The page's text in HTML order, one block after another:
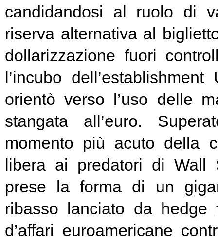
candidandosi al ruolo di
riserva alternativa al
dollarizzazione fuori
l’incubo
orientò verso l’uso delle
stangata all’euro.
momento più acuto della
libera ai predatori di Wall
prese la forma di un
ribasso lanciato da hedge
d’affari euroamericane